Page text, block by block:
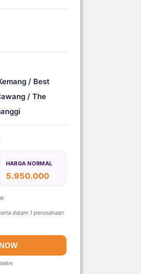
/ Best
/ The
HARGA NORMAL
5.950.000
dalam 1 perusahaan